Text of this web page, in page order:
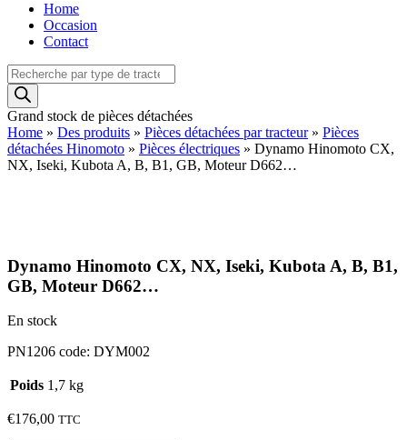
Home
Occasion
Contact
Recherche
de
produits
Grand stock de pièces détachées
Home » Des produits » Pièces détachées par tracteur» Pièces
détachées Hinomoto » Pièces électriques » Dynamo Hinomoto CX,
NX, Iseki, Kubota A, B, B1, GB, Moteur D662…
Dynamo Hinomoto CX, NX, Iseki, Kubota A, B, B1,
GB, Moteur D662…
En stock
PN1206 code: DYM002
Poids 1,7 kg
€176,00 TTC